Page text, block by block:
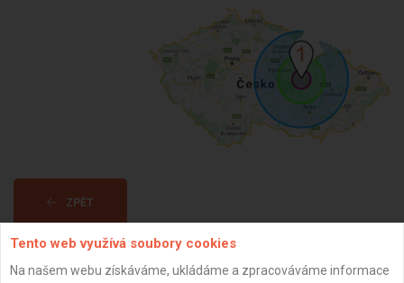
ZPĚT
Aktualizováno z portálu ARES dne 29.12.2023 03:00:13
Tento web využívá soubory cookies
Na našem webu získáváme, ukládáme a zpracováváme informace